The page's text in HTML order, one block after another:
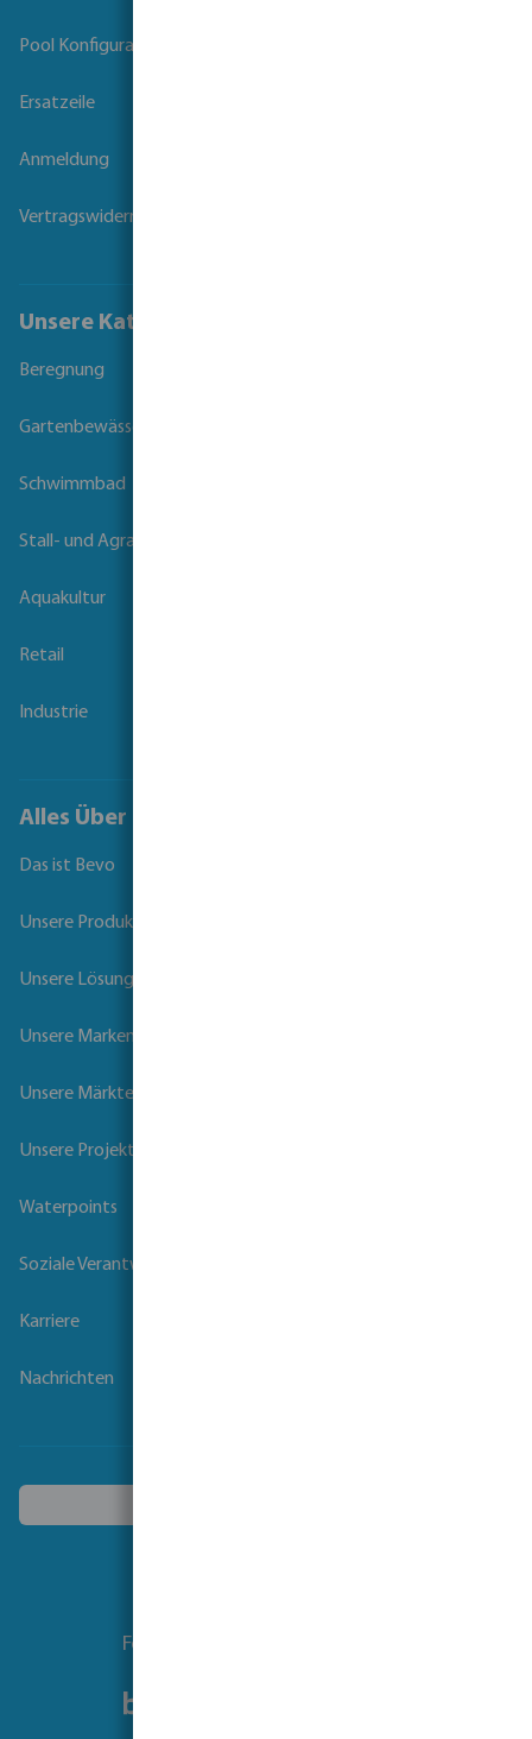
Pool Konfigurator
Ersatzeile
Anmeldung
Vertragswiderruf
Unsere Kataloge
Beregnung
Gartenbewässerung
Schwimmbad
Stall- und Agrartechnik
Aquakultur
Retail
Industrie
Alles Über Bevo
Das ist Bevo
Unsere Produkte
Unsere Lösungen
Unsere Marken
Unsere Märkte
Unsere Projekte
Waterpoints
Soziale Verantwortung der Unternehmen
Karriere
Nachrichten
Folgen Sie uns